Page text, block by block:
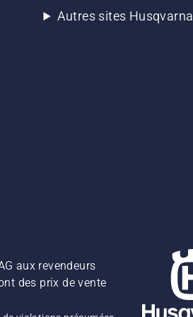
Autres sites Husqvarna
aux revendeurs
des prix de vente